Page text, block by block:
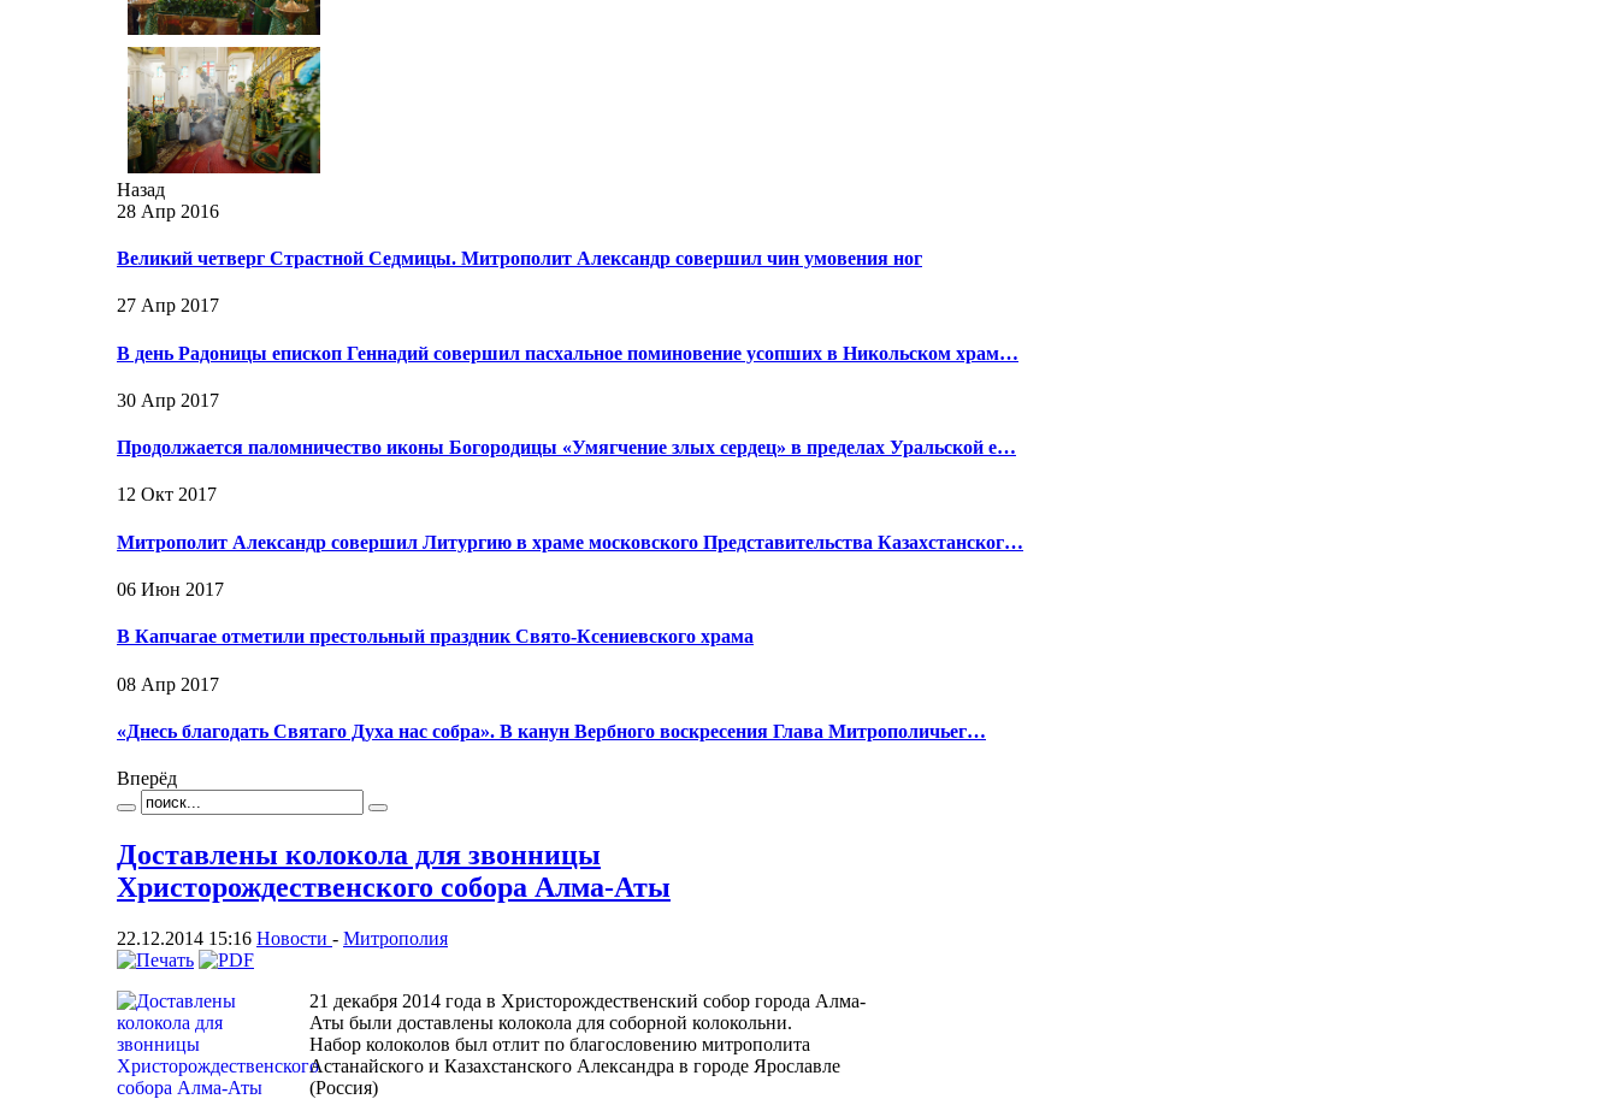
Назад
28 Апр 2016
Великий четверг Страстной Седмицы. Митрополит Александр совершил чин умовения ног
27 Апр 2017
В день Радоницы епископ Геннадий совершил пасхальное поминовение усопших в Никольском храм…
30 Апр 2017
Продолжается паломничество иконы Богородицы «Умягчение злых сердец» в пределах Уральской е…
12 Окт 2017
Митрополит Александр совершил Литургию в храме московского Представительства Казахстанског…
06 Июн 2017
В Капчагае отметили престольный праздник Свято-Ксениевского храма
08 Апр 2017
«Днесь благодать Святаго Духа нас собра». В канун Вербного воскресения Глава Митрополичьег…
Вперёд
Доставлены колокола для звонницы
Христорождественского собора Алма-Аты
22.12.2014 15:16 Новости - Митрополия
21 декабря 2014 года в Христорождественский собор города Алма-
Аты были доставлены колокола для соборной колокольни.
Набор колоколов был отлит по благословению митрополита
Астанайского и Казахстанского Александра в городе Ярославле
(Россия)